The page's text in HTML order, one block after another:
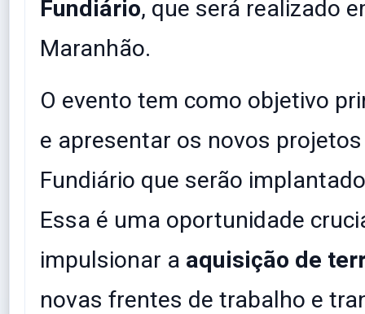
Fundiário, que será realizado
Maranhão.
​O evento tem como objetivo
e apresentar os novos
Fundiário que serão
Essa é uma oportunidade
impulsionar a aquisição de
novas frentes de trabalho e